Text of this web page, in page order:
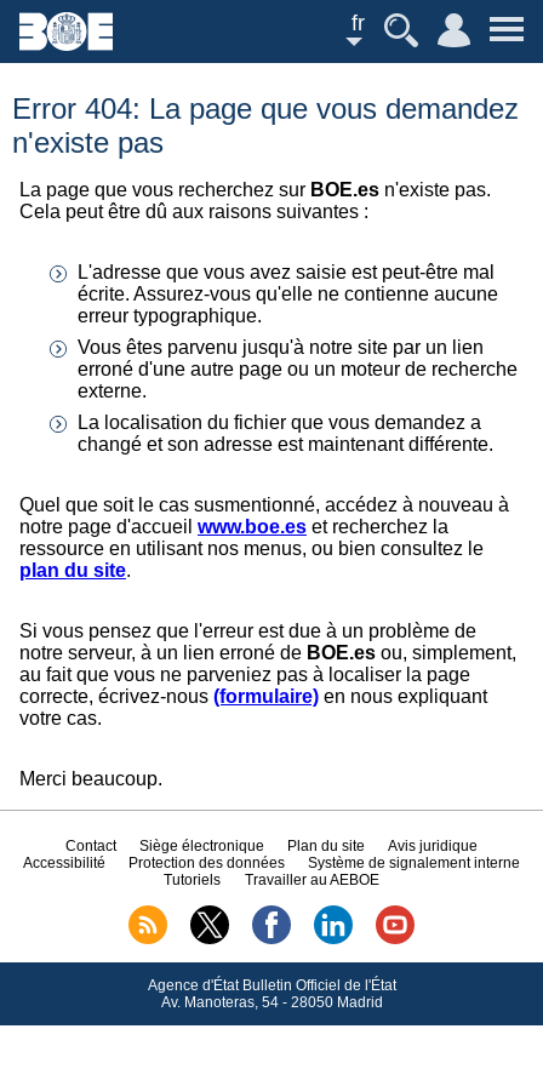
fr
Error 404: La page que vous demandez
n'existe pas
La page que vous recherchez sur BOE.es n'existe pas.
Cela peut être dû aux raisons suivantes :
L'adresse que vous avez saisie est peut-être mal
écrite. Assurez-vous qu'elle ne contienne aucune
erreur typographique.
Vous êtes parvenu jusqu'à notre site par un lien
erroné d'une autre page ou un moteur de recherche
externe.
La localisation du fichier que vous demandez a
changé et son adresse est maintenant différente.
Quel que soit le cas susmentionné, accédez à nouveau à
notre page d'accueil www.boe.es et recherchez la
ressource en utilisant nos menus, ou bien consultez le
plan du site.
Si vous pensez que l'erreur est due à un problème de
notre serveur, à un lien erroné de BOE.es ou, simplement,
au fait que vous ne parveniez pas à localiser la page
correcte, écrivez-nous (formulaire) en nous expliquant
votre cas.
Merci beaucoup.
Contact Siège électronique Plan du site
Avis juridique
Accessibilité
Protection des données
Système de signalement interne
Tutoriels
Travailler au AEBOE
Agence d'État Bulletin Officiel de l'État
Av.Manoteras, 54 - 28050 Madrid